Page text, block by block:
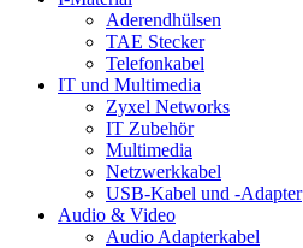
Aderendhülsen
TAE Stecker
Telefonkabel
IT und Multimedia
Zyxel Networks
IT Zubehör
Multimedia
Netzwerkkabel
USB-Kabel und -Adapter
Audio & Video
Audio Adapterkabel